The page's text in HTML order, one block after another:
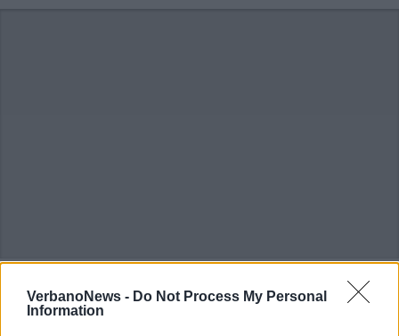
VerbanoNews - Do Not Process My Personal
Information